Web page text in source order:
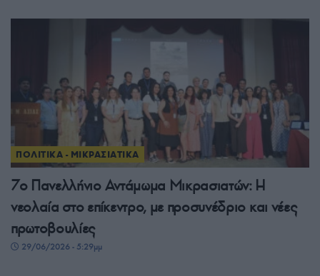
ΠΟΛΙΤΙΚΑ - ΜΙΚΡΑΣΙΑΤΙΚΑ
7ο Πανελλήνιο Αντάμωμα Μικρασιατών: Η
νεολαία στο επίκεντρο, με προσυνέδριο και νέες
πρωτοβουλίες
29/06/2026 - 5:29μμ